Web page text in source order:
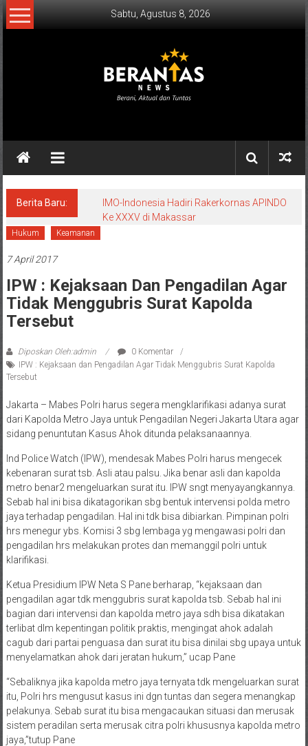
Lompat
ke
Sabtu, Agustus 8, 2026
NEWS
Aktual
Tuntas.
Berita Baru:
IMO-Indonesia Hadiri Rakerkornas APINDO
Ke XXXV di Makassar
Hukum Keamanan
7 April 2017
IPW : Kejaksaan Dan Pengadilan Agar
Tidak Menggubris Surat Kapolda
Tersebut
Diposkan Oleh:admin
0 Komentar
IPW : Kejaksaan dan Pengadilan Agar Tidak Menggubris Surat Kapolda
Tersebut
Jakarta – Mabes Polri harus segera mengklarifikasi adanya surat
dari Kapolda Metro Jaya untuk Pengadilan Negeri Jakarta Utara agar
sidang penuntutan Kasus Ahok ditunda pelaksanaannya.
Ind Police Watch (IPW), mendesak Mabes Polri harus mengecek
kebenaran surat tsb. Asli atau palsu. Jika benar asli dan kapolda
metro benar2 mengeluarkan surat itu. IPW sngt menyayangkannya.
Sebab hal ini bisa dikatagorikan sbg bentuk intervensi polda metro
jaya terhadap pengadilan. Hal ini tdk bisa dibiarkan. Pimpinan polri
hrs menegur ybs. Komisi 3 sbg lembaga yg mengawasi polri dan
pengadilan hrs melakukan protes dan memanggil polri untuk
klarifikasi.
Ketua Presidium IPW Neta S Pane berharap, “kejaksaan dan
pengadilan agar tdk menggubris surat kapolda tsb. Sebab hal ini
bagian dari intervensi dan kapolda metro jaya sdh bisa dikatakan
terlibat dlm kepentingan politik praktis, mengingat ahok adalah
cagub dari partai penguasa dan surat itu bisa dinilai sbg upaya untuk
menyelamatkan ahok dari jeratan hukum,” ucap Pane
“Sebaliknya jika kapolda metro jaya ternyata tdk mengeluarkan surat
itu, Polri hrs mengusut kasus ini dgn tuntas dan segera menangkap
pelakunya. Sebab surat itu bisa mengacaukan situasi dan merusak
sistem peradilan serta merusak citra polri khususnya kapolda metro
jaya,”tutup Pane